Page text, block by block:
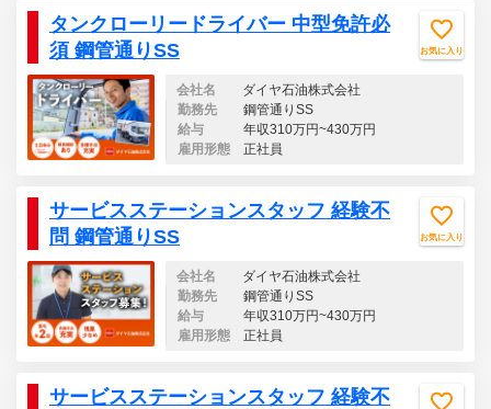
タンクローリードライバー 中型免許必
須 鋼管通りSS
お気に入り
会社名
ダイヤ石油株式会社
勤務先
鋼管通りSS
給与
年収310万円~430万円
雇用形態
正社員
サービスステーションスタッフ 経験不
問 鋼管通りSS
お気に入り
会社名
ダイヤ石油株式会社
勤務先
鋼管通りSS
給与
年収310万円~430万円
雇用形態
正社員
サービスステーションスタッフ 経験不